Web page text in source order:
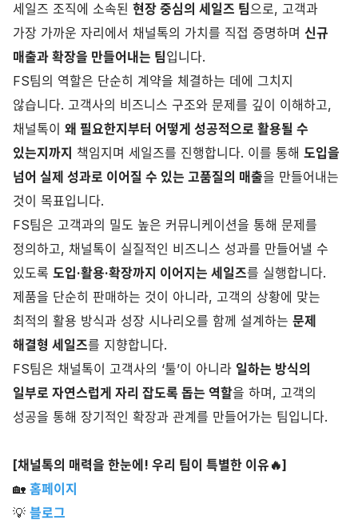
세일즈 조직에 소속된 현장 중심의 세일즈 팀으로, 고객과
가장 가까운 자리에서 채널톡의 가치를 직접 증명하며 신규
매출과 확장을 만들어내는 팀입니다.
FS팀의 역할은 단순히 계약을 체결하는 데에 그치지
않습니다. 고객사의 비즈니스 구조와 문제를 깊이 이해하고,
채널톡이 왜 필요한지부터 어떻게 성공적으로 활용될 수
있는지까지 책임지며 세일즈를 진행합니다. 이를 통해 도입을
넘어 실제 성과로 이어질 수 있는 고품질의 매출을 만들어내는
것이 목표입니다.
FS팀은 고객과의 밀도 높은 커뮤니케이션을 통해 문제를
정의하고, 채널톡이 실질적인 비즈니스 성과를 만들어낼 수
있도록 도입·활용·확장까지 이어지는 세일즈를 실행합니다.
제품을 단순히 판매하는 것이 아니라, 고객의 상황에 맞는
최적의 활용 방식과 성장 시나리오를 함께 설계하는 문제
해결형 세일즈를 지향합니다.
FS팀은 채널톡이 고객사의 ‘툴’이 아니라 일하는 방식의
일부로 자연스럽게 자리 잡도록 돕는 역할을 하며, 고객의
성공을 통해 장기적인 확장과 관계를 만들어가는 팀입니다.
[채널톡의 매력을 한눈에! 우리 팀이 특별한 이유🔥]
🏡 홈페이지
💡 블로그